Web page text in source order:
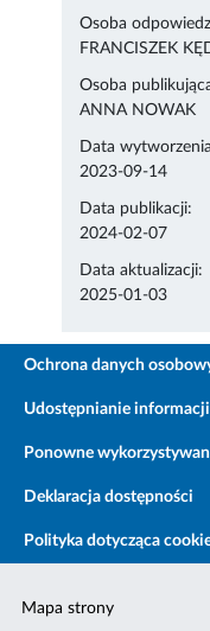
Osoba
FRANCISZEK
Osoba
ANNA NOWAK
Data
2023-09-14
Data publikacji:
2024-02-07
Data aktualizacji:
2025-01-03
Ochrona danych
Udostępnianie
Ponowne
Deklaracja dostępności
Polityka dotycząca
Mapa strony